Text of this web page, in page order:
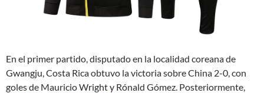
En el primer partido, disputado en la localidad coreana de
Gwangju, Costa Rica obtuvo la victoria sobre China 2-0, con
goles de Mauricio Wright y Rónald Gómez. Posteriormente,